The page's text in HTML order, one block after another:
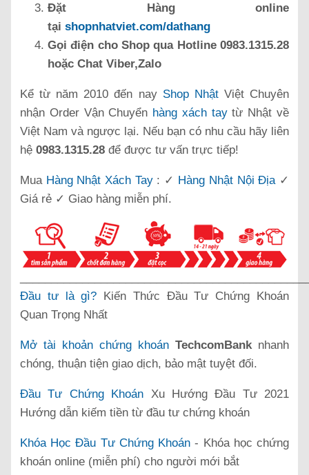
Đặt Hàng online
tại shopnhatviet.com/dathang
Gọi điện cho Shop qua Hotline 0983.1315.28
hoặc Chat Viber,Zalo
Kể từ năm 2010 đến nay Shop NhậtViệt Chuyên
nhận Order Vận Chuyển hàng xách taytừ Nhật về
Việt Nam và ngược lại. Nếu bạn có nhu cầu hãy liên
hệ 0983.1315.28 để được tư vấn trực tiếp!
Mua Hàng Nhật Xách Tay: ✓ Hàng Nhật Nội Địa✓
Giá rẻ ✓ Giao hàng miễn phí.
Đầu tư là gì? Kiến Thức Đầu Tư Chứng Khoán
Quan Trọng Nhất
Mở tài khoản chứng khoán TechcomBank nhanh
chóng, thuận tiện giao dịch, bảo mật tuyệt đối.
Đầu Tư Chứng Khoán Xu Hướng Đầu Tư 2021
Hướng dẫn kiếm tiền từ đầu tư chứng khoán
Khóa Học Đầu Tư Chứng Khoán - Khóa học chứng
khoán online (miễn phí) cho người mới bắt